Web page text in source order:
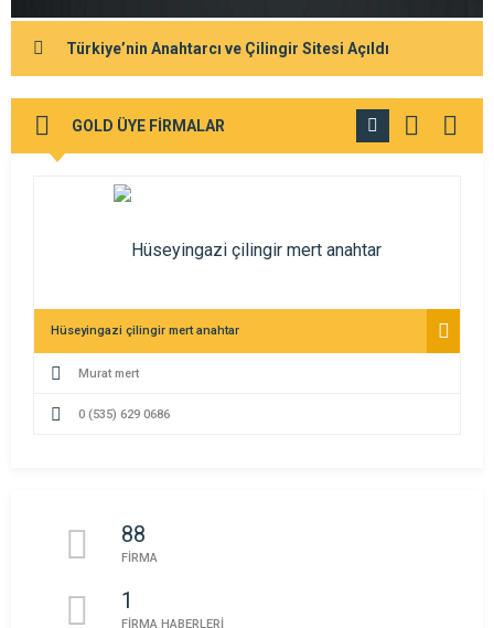
Türkiye’nin Anahtarcı ve Çilingir Sitesi Açıldı
GOLD ÜYE FİRMALAR
GÖR
Hüseyingazi çilingir mert anahtar
Murat mert
0 (535) 629 0686
88
FİRMA
1
FİRMA HABERLERİ